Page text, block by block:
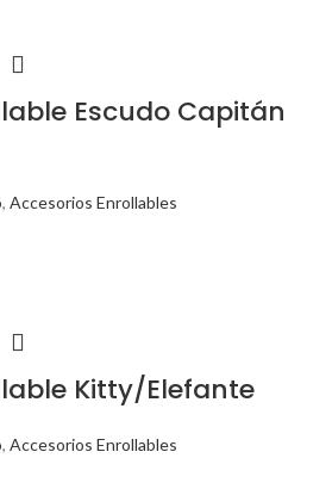
Escudo Capitán
, Accesorios Enrollables
Kitty/Elefante
, Accesorios Enrollables